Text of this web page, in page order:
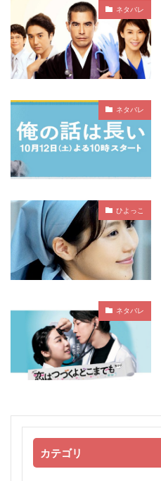
ネタバレ
ネタバレ
ひよっこ
ネタバレ
カテゴリ